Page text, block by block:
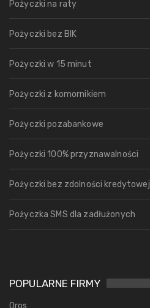
Pożyczki na raty
Pożyczki bez BIK
Pożyczki w 15 minut
Pożyczki z komornikiem
Pożyczki pozabankowe
Pożyczki 100% przyznawalności
Pożyczki bez zdolności kredytowej
Pożyczka SMS dla zadłużonych
POPULARNE FIRMY
Oros